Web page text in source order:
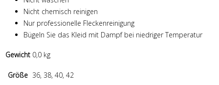
Nicht chemisch reinigen
Nur professionelle Fleckenreinigung
Bügeln Sie das Kleid mit Dampf bei niedriger Temperatur
Gewicht 0,0 kg
Größe 36, 38, 40, 42